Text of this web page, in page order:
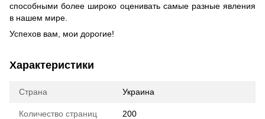
способными более широко оценивать самые разные явления
в нашем мире.
Успехов вам, мои дорогие!
Характеристики
Страна Украина
Количество страниц 200